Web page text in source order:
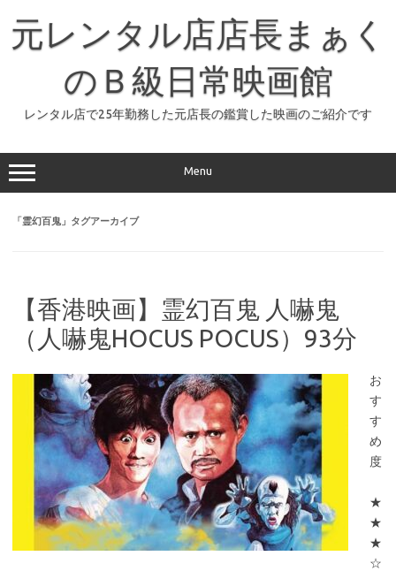
元レンタル店店長まぁく
のＢ級日常映画館
レンタル店で25年勤務した元店長の鑑賞した映画のご紹介です
Menu
「霊幻百鬼 」タグアーカイブ
【香港映画】霊幻百鬼 人嚇鬼
（人嚇鬼HOCUS POCUS）93分
お
す
す
め
度
★
★
★
☆